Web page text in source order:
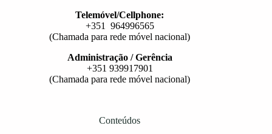
Telemóvel/Cellphone:
+351 964996565
(Chamada para rede móvel nacional)
Administração / Gerência
+351 939917901
(Chamada para rede móvel nacional)
Conteúdos